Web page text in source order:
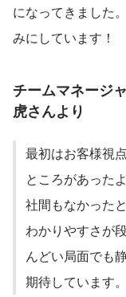
になってきました
みにしています！
チームマネージ
虎さんより
最初はお客様視
ところがあった
社間もなかった
わかりやすさが
んどい局面でも
期待しています。